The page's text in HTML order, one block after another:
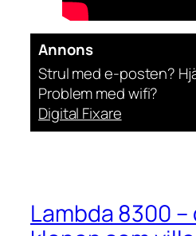
Annons
Strul med e-posten?
Problem med wifi?
Digital Fixare
Lambda 8300